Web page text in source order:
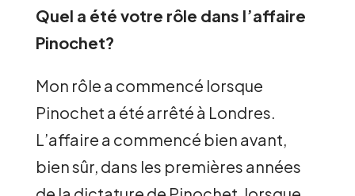
Quel a été votre rôle dans l’affaire
Pinochet?
Mon rôle a commencé lorsque
Pinochet a été arrêté à Londres.
L’affaire a commencé bien avant,
bien sûr, dans les premières années